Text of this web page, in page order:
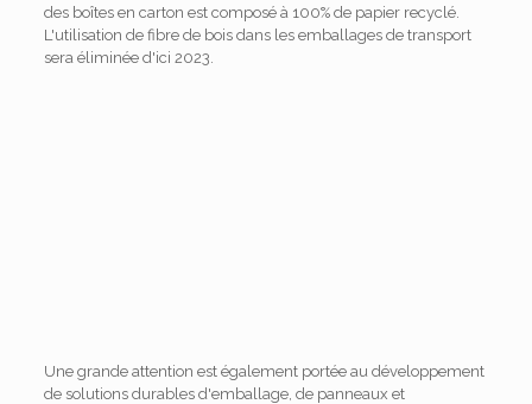
des boîtes en carton est composé à 100% de papier recyclé.
L'utilisation de fibre de bois dans les emballages de transport
sera éliminée d'ici 2023.
Une grande attention est également portée au développement
de solutions durables d'emballage, de panneaux et